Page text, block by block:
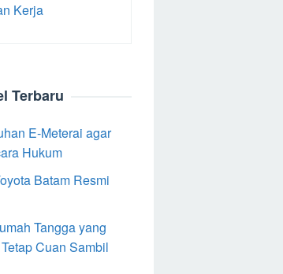
Kerja
Terbaru
E-Meterai agar
Hukum
Batam Resmi
Tangga yang
Cuan Sambil